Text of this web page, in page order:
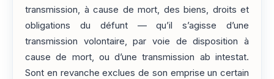
transmission, à cause de mort, des biens, droits et
obligations du défunt — qu’il s’agisse d’une
transmission volontaire, par voie de disposition à
cause de mort, ou d’une transmission ab intestat.
Sont en revanche exclues de son emprise un certain